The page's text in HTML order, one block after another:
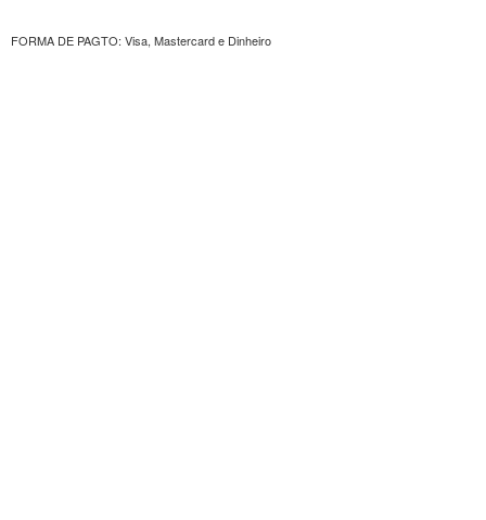
FORMA DE PAGTO: Visa, Mastercard e Dinheiro